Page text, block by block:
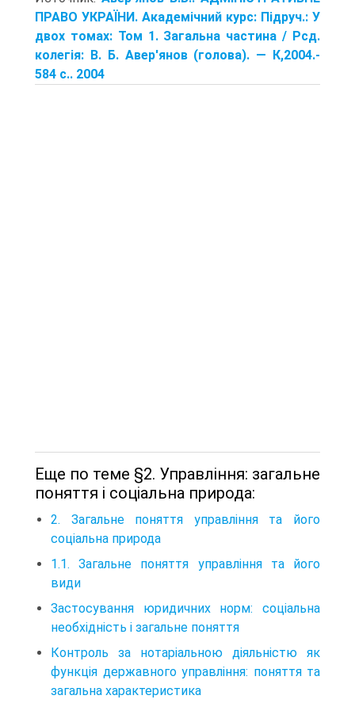
ПРАВО УКРАЇНИ. Академічний курс: Підруч.: У
двох томах: Том 1. Загальна частина / Рсд.
колегія: В. Б. Авер'янов (голова). — К,2004.-
584 с.. 2004
Еще по теме §2. Управління: загальне
поняття і соціальна природа:
2. Загальне поняття управління та його
соціальна природа
1.1. Загальне поняття управління та його
види
Застосування юридичних норм: соціальна
необхідність і загальне поняття
Контроль за нотаріальною діяльністю як
функція державного управління: поняття та
загальна характеристика